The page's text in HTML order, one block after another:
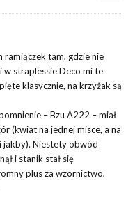
ramiączek tam, gdzie nie
w straplessie Deco mi te
klasycznie, na krzyżak są
– Bzu A222 – miał
(kwiat na jednej misce, a na
jakby). Niestety obwód
i stanik stał się
plus za wzornictwo,